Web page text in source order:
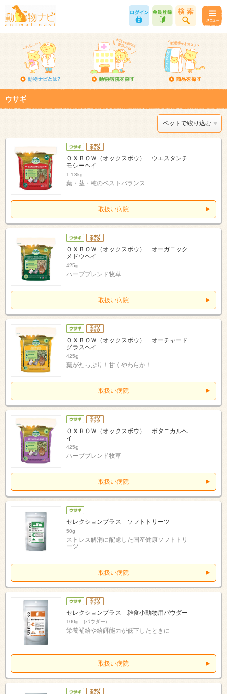
ウサギ
ペットで絞り込む
ＯＸＢＯＷ（オックスボウ） ウエスタンチ
モシーヘイ
1.13kg
葉・茎・穂のベストバランス
取扱い病院
ＯＸＢＯＷ（オックスボウ） オーガニック
メドウヘイ
425g
ハーブブレンド牧草
取扱い病院
ＯＸＢＯＷ（オックスボウ） オーチャード
グラスヘイ
425g
葉がたっぷり！甘くやわらか！
取扱い病院
ＯＸＢＯＷ（オックスボウ） ボタニカルヘ
イ
425g
ハーブブレンド牧草
取扱い病院
セレクションプラス ソフトトリーツ
50g
ストレス解消に配慮した国産健康ソフトトリ
ーツ
取扱い病院
セレクションプラス 雑食小動物用パウダー
100g (パウダー)
栄養補給や給餌能力が低下したときに
取扱い病院